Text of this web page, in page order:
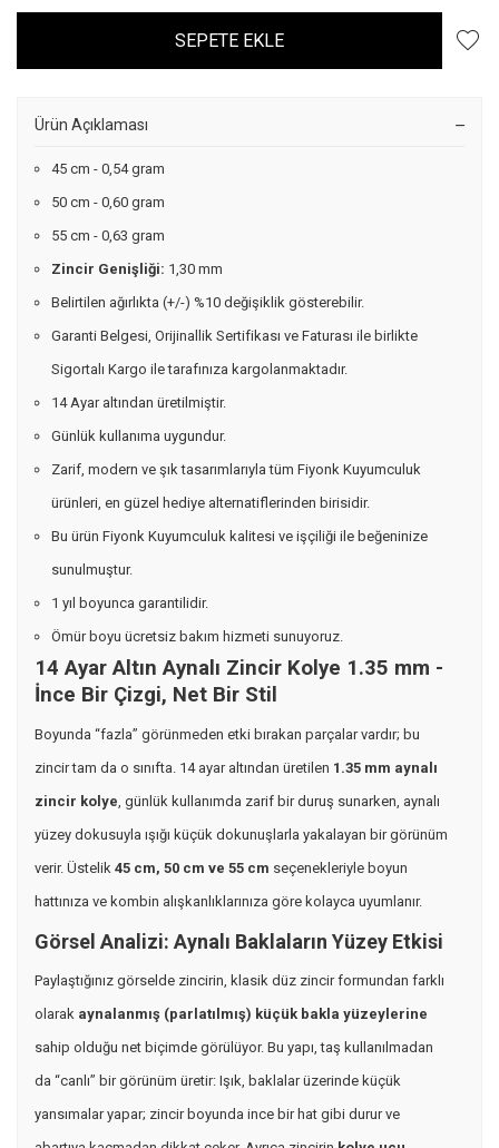
SEPETE EKLE
Ürün Açıklaması
45 cm - 0,54 gram
50 cm - 0,60 gram
55 cm - 0,63 gram
Zincir Genişliği: 1,30 mm
Belirtilen ağırlıkta (+/-) %10 değişiklik gösterebilir.
Garanti Belgesi, Orijinallik Sertifikası ve Faturası ile birlikte
Sigortalı Kargo ile tarafınıza kargolanmaktadır.
14 Ayar altından üretilmiştir.
Günlük kullanıma uygundur.
Zarif, modern ve şık tasarımlarıyla tüm Fiyonk Kuyumculuk
ürünleri, en güzel hediye alternatiflerinden birisidir.
Bu ürün Fiyonk Kuyumculuk kalitesi ve işçiliği ile beğeninize
sunulmuştur.
1 yıl boyunca garantilidir.
Ömür boyu ücretsiz bakım hizmeti sunuyoruz.
14 Ayar Altın Aynalı Zincir Kolye 1.35 mm -
İnce Bir Çizgi, Net Bir Stil
Boyunda “fazla” görünmeden etki bırakan parçalar vardır; bu
zincir tam da o sınıfta. 14 ayar altından üretilen 1.35 mm aynalı
zincir kolye, günlük kullanımda zarif bir duruş sunarken, aynalı
yüzey dokusuyla ışığı küçük dokunuşlarla yakalayan bir görünüm
verir. Üstelik 45 cm, 50 cm ve 55 cm seçenekleriyle boyun
hattınıza ve kombin alışkanlıklarınıza göre kolayca uyumlanır.
Görsel Analizi: Aynalı Baklaların Yüzey Etkisi
Paylaştığınız görselde zincirin, klasik düz zincir formundan farklı
olarak aynalanmış (parlatılmış) küçük bakla yüzeylerine
sahip olduğu net biçimde görülüyor. Bu yapı, taş kullanılmadan
da “canlı” bir görünüm üretir: Işık, baklalar üzerinde küçük
yansımalar yapar; zincir boyunda ince bir hat gibi durur ve